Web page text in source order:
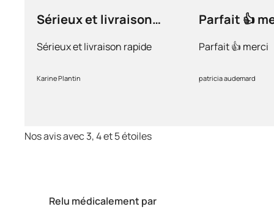
Relu médicalement par
Sérieux et livraison
Sérieux et livraison rapide
Karine Plantin
Parfait 👍
Parfait 👍 merci
patricia audemard
Nos avis avec 3, 4 et 5 étoiles